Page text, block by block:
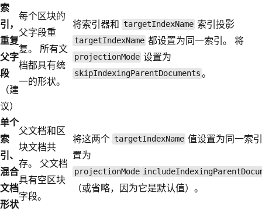
索
引，
重复
父字
段
（建
议）
每个区块的
父字段重
复。 所有文
档都具有统
一的形状。
将索引器和 targetIndexName 索引投影
targetIndexName 都设置为同一索引。 将
projectionMode 设置为
skipIndexingParentDocuments 。
单个
索
引、
混合
文档
形状
父文档和区
块文档共
存。 父文档
具有空区块
字段。
将这两个 targetIndexName 值设置为同一索
置为
projectionMode
（或省略，因为它是默认值）。